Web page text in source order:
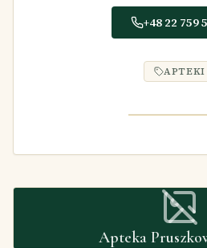
+48 22 759
APTEKI
Apteka